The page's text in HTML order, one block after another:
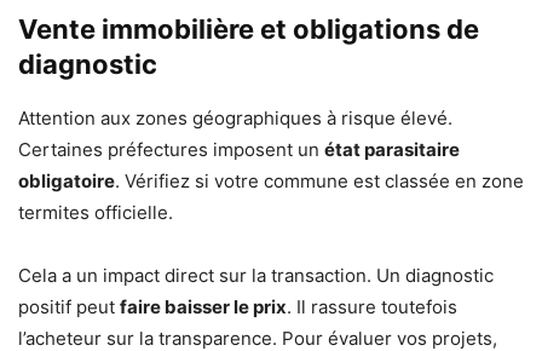
Vente immobilière et obligations de
diagnostic
Attention aux zones géographiques à risque élevé.
Certaines préfectures imposent un état parasitaire
obligatoire. Vérifiez si votre commune est classée en zone
termites officielle.
Cela a un impact direct sur la transaction. Un diagnostic
positif peut faire baisser le prix. Il rassure toutefois
l’acheteur sur la transparence. Pour évaluer vos projets,